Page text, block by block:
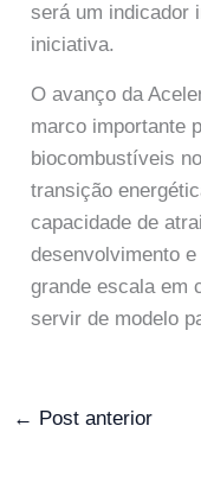
será um indicador
iniciativa.
O avanço da
marco importante
biocombustíveis
transição
capacidade de
desenvolvimento
grande escala em
servir de modelo
← Post anterior